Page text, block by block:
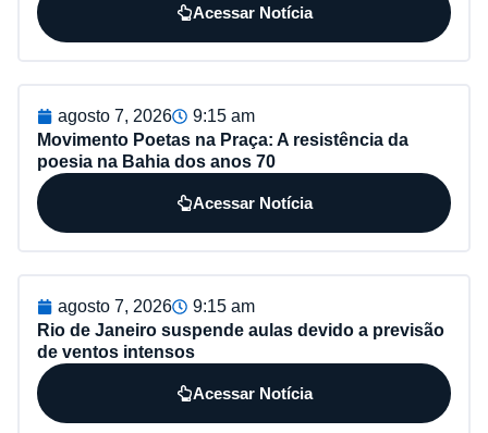
Acessar Notícia
agosto 7, 2026
9:15 am
Movimento Poetas na Praça: A resistência da
poesia na Bahia dos anos 70
Acessar Notícia
agosto 7, 2026
9:15 am
Rio de Janeiro suspende aulas devido a previsão
de ventos intensos
Acessar Notícia